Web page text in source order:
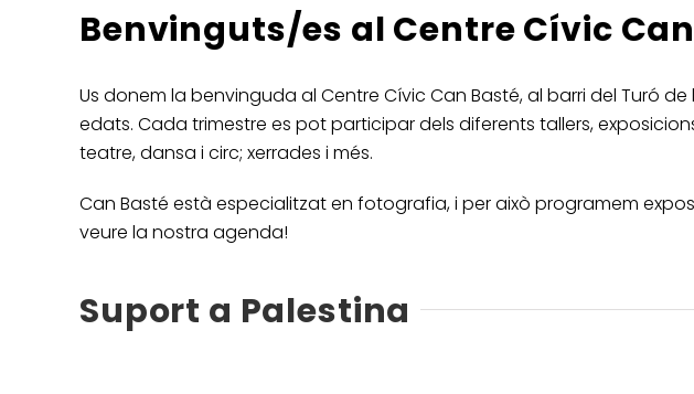
Benvinguts/es al Centre Cívic
Us donem la benvinguda al Centre Cívic Can Basté, al barri del Turó
edats. Cada trimestre es pot participar dels diferents tallers,
teatre, dansa i circ; xerrades i més.
Can Basté està especialitzat en fotografia, i per això programem
veure la nostra agenda!
Suport a Palestina